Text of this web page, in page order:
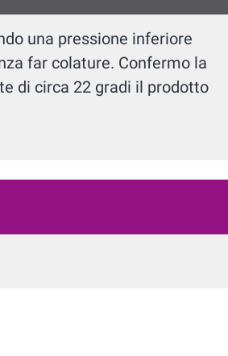
una pressione inferiore
far colature. Confermo la
di circa 22 gradi il prodotto